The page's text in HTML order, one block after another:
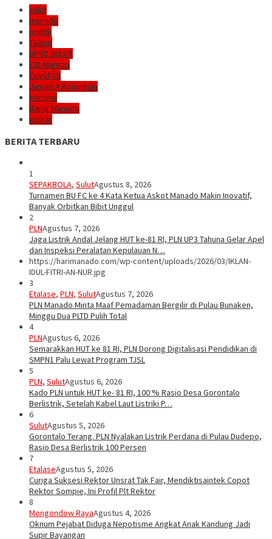
sulut
manado
politik
Talaud
DPRD SULUT
E2L-Mantap
Covid-19
James A Kojongian
kriminal
Banjir Manado
golkar
BERITA TERBARU
1
SEPAKBOLA, SulutAgustus 8, 2026
Turnamen BU FC ke 4 Kata Ketua Askot Manado Makin Inovatif,
Banyak Orbitkan Bibit Unggul
2
PLNAgustus 7, 2026
Jaga Listrik Andal Jelang HUT ke-81 RI, PLN UP3 Tahuna Gelar Apel
dan Inspeksi Peralatan Kepulauan N…
https://harimanado.com/wp-content/uploads/2026/03/IKLAN-
IDUL-FITRI-AN-NUR.jpg
3
Etalase, PLN, SulutAgustus 7, 2026
PLN Manado Minta Maaf Pemadaman Bergilir di Pulau Bunaken,
Minggu Dua PLTD Pulih Total
4
PLNAgustus 6, 2026
Semarakkan HUT ke 81 RI, PLN Dorong Digitalisasi Pendidikan di
SMPN1 Palu Lewat Program TJSL
5
PLN, SulutAgustus 6, 2026
Kado PLN untuk HUT ke- 81 RI, 100 % Rasio Desa Gorontalo
Berlistrik, Setelah Kabel Laut Listriki P…
6
SulutAgustus 5, 2026
Gorontalo Terang. PLN Nyalakan Listrik Perdana di Pulau Dudepo,
Rasio Desa Berlistrik 100 Persen
7
EtalaseAgustus 5, 2026
Curiga Suksesi Rektor Unsrat Tak Fair, Mendiktisaintek Copot
Rektor Sompie, Ini Profil Plt Rektor
8
Mongondow RayaAgustus 4, 2026
Oknum Pejabat Diduga Nepotisme Angkat Anak Kandung Jadi
Supir Bayangan